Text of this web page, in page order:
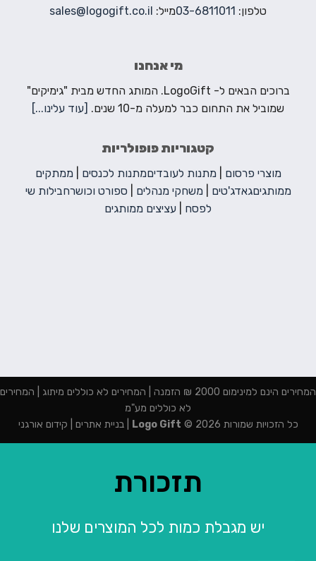
טלפון: 03-6811011מייל: sales@logogift.co.il
מי אנחנו
ברוכים הבאים ל- LogoGift. המותג החדש מבית "גימיקים"
שמוביל את התחום כבר למעלה מ-10 שנים.
[עוד עלינו...]
קטגוריות פופולריות
מוצרי פרסום מתנות לעובדיםמתנות לכנסים
ממתקים
ממותגיםגאדג'טים משחקי מנהלים ספורט וכושרחבילות שי
לפסח
עציצים ממותגים
המחירים הינם למינימום 2000 ₪ הזמנה | המחירים לא כוללים מיתוג | המחירים
לא כוללים מע"מ
כל הזכויות שמורות 2026 ©
Logo Gift
|בניית אתרים קידום אורגני
תזכורת
יש מגבלת כמות לכל המוצרים שלנו